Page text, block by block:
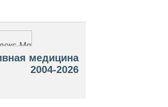
медицина
2004-2026